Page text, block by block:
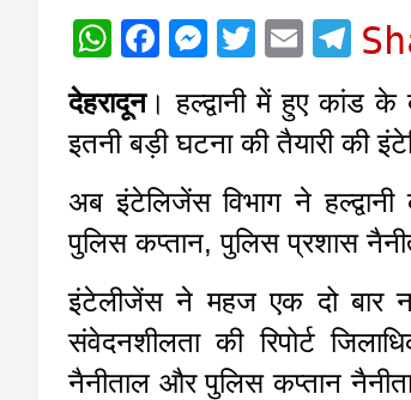
W
a
t
s
A
p
p
F
c
e
b
o
o
k
M
s
s
e
n
g
e
r
T
w
i
t
t
e
r
E
a
i
l
T
l
e
g
r
a
m
देहरादून। हल्द्वानी में हुए कांड
इतनी बड़ी घटना की तैयारी की
अब इंटेलिजेंस विभाग ने
पुलिस कप्तान, पुलिस प्रशास
इंटेलीजेंस ने महज एक दो बार
संवेदनशीलता की रिपोर्ट
नैनीताल और पुलिस कप्तान